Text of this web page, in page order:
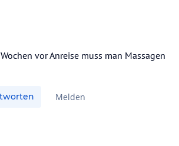
vor Anreise muss man Massagen
Melden